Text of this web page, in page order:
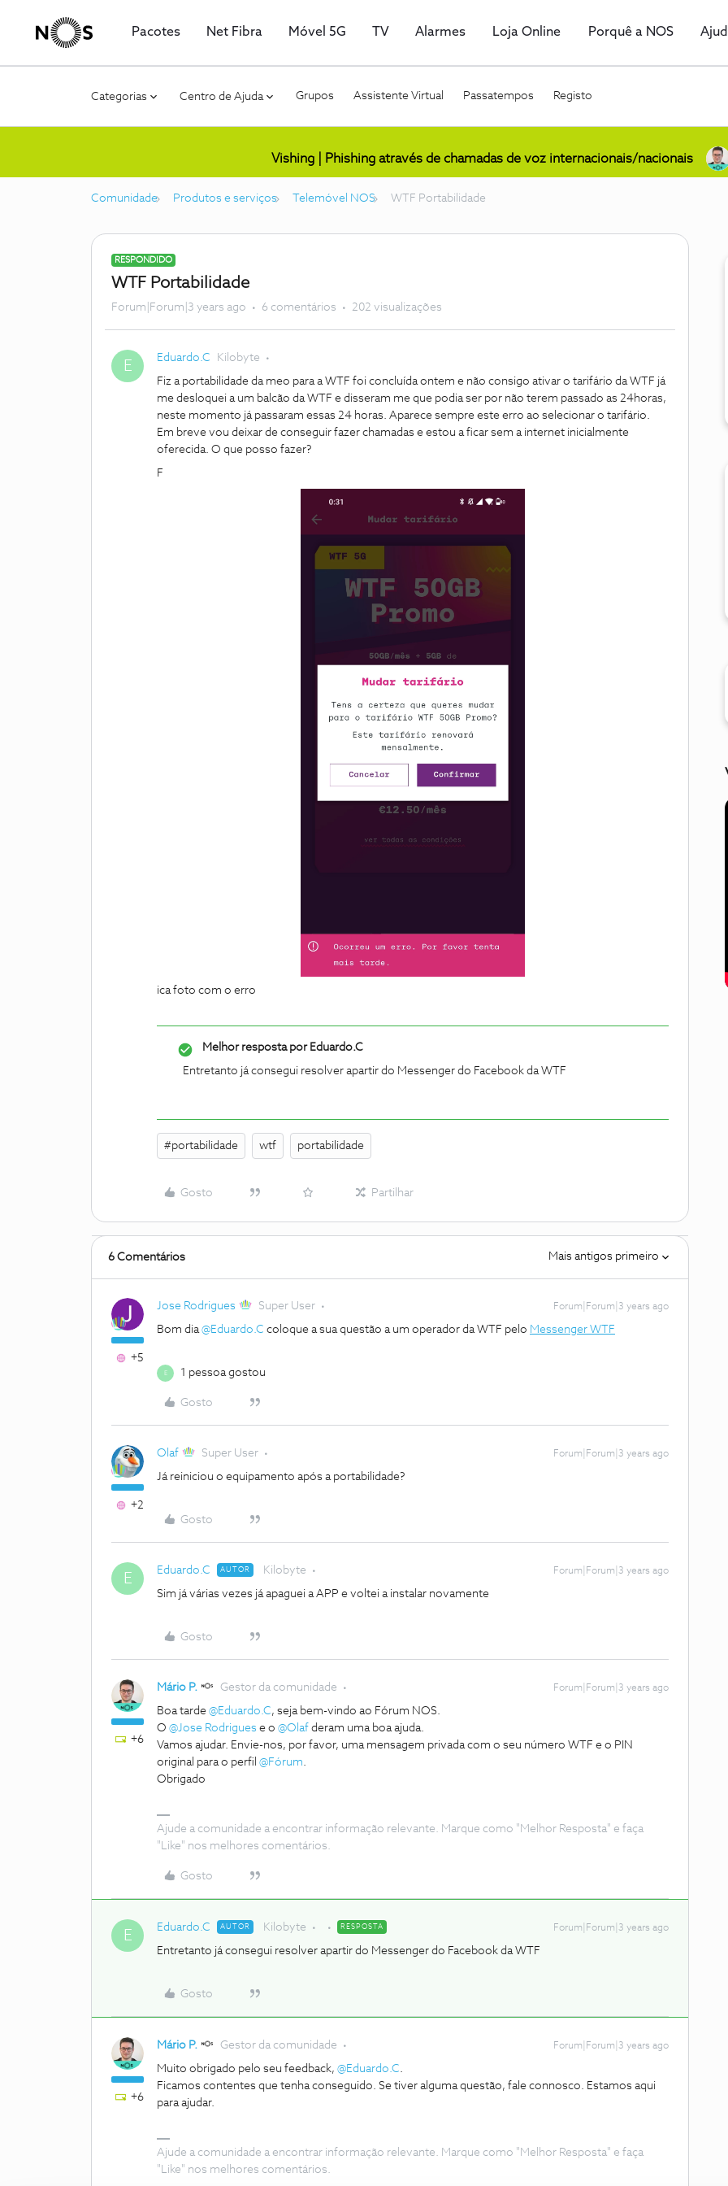
Pacotes Net Fibra Móvel 5G TV Alarmes Loja Online Porquê a NOS
Categorias Centro de Ajuda Grupos Assistente Virtual Passatempos Registo
Vishing | Phishing através de chamadas de voz internacionais/nacionais
Comunidade Produtos e serviços Telemóvel NOS WTF Portabilidade
RESPONDIDO
WTF Portabilidade
Forum|Forum|3 years ago 6 comentários 202 visualizações
E Eduardo.C Kilobyte
Fiz a portabilidade da meo para a WTF foi concluída ontem e não consigo ativar o tarifário da WTF já
me desloquei a um balcão da WTF e disseram me que podia ser por não terem passado as 24horas,
neste momento já passaram essas 24 horas. Aparece sempre este erro ao selecionar o tarifário.
Em breve vou deixar de conseguir fazer chamadas e estou a ficar sem a internet inicialmente
oferecida. O que posso fazer?
F
ica foto com o erro
Melhor resposta porEduardo.C
Entretanto já consegui resolver apartir do Messenger do Facebook da WTF
#portabilidade wtf portabilidade
Gosto Partilhar
6 Comentários Mais antigos primeiro
+5
Jose Rodrigues Super User Forum|Forum|3 years ago
Bom dia@Eduardo.C coloque a sua questão a um operador da WTF pelo Messenger WTF
E 1 pessoa gostou
Gosto
+2
Olaf Super User Forum|Forum|3 years ago
Já reiniciou o equipamento após a portabilidade?
Gosto
E Eduardo.C AUTOR Kilobyte Forum|Forum|3 years ago
Sim já várias vezes já apaguei a APP e voltei a instalar novamente
Gosto
+6
Mário P. Gestor da comunidade Forum|Forum|3 years ago
Boa tarde @Eduardo.C, seja bem-vindo ao Fórum NOS.
O @Jose Rodrigues e o @Olaf deram uma boa ajuda.
Vamos ajudar. Envie-nos, por favor, uma mensagem privada com o seu número WTF e o PIN
original para o perfil @Fórum.
Obrigado
Ajude a comunidade a encontrar informação relevante. Marque como "Melhor Resposta" e faça
"Like" nos melhores comentários.
Gosto
E Eduardo.C AUTOR Kilobyte RESPOSTA Forum|Forum|3 years ago
Entretanto já consegui resolver apartir do Messenger do Facebook da WTF
Gosto
+6
Mário P. Gestor da comunidade Forum|Forum|3 years ago
Muito obrigado pelo seu feedback, @Eduardo.C.
Ficamos contentes que tenha conseguido. Se tiver alguma questão, fale connosco. Estamos aqui
para ajudar.
Ajude a comunidade a encontrar informação relevante. Marque como "Melhor Resposta" e faça
"Like" nos melhores comentários.